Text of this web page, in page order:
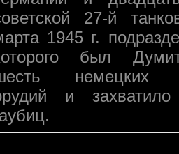
27-й
1945 г.
был
немецких
и